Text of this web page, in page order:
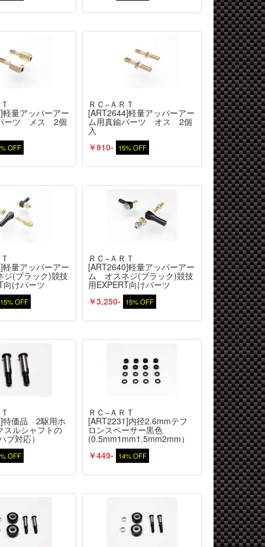
量アッパーアー
ーツ メス 2個
OFF
ＲＣ−ＡＲＴ
[ART2644]軽量アッパーアー
ム用真鍮パーツ オス 2個
入
￥910- 15% OFF
量アッパーアー
(ブラック)競技
向けパーツ
15% OFF
ＲＣ−ＡＲＴ
[ART2640]軽量アッパーアー
ム オスネジ(ブラック)競技
用EXPERT向けパーツ
￥3,250- 15% OFF
特価品 2駆用ホ
スルシャフトの
ブ対応）
OFF
ＲＣ−ＡＲＴ
[ART2231]内径2.6mmテフ
ロンスペーサー黒色
(0.5mm1mm1.5mm2mm）
各4個入
￥449- 14% OFF